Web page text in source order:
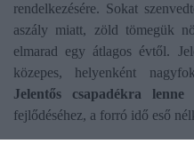
rendelkezésére. Sokat
aszály miatt, zöld tömegük
elmarad egy átlagos évtől.
közepes, helyenként
Jelentős csapadékra lenne
fejlődéséhez, a forró idő eső